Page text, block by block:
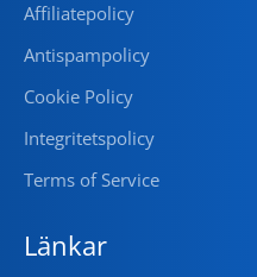
Affiliatepolicy
Antispampolicy
Cookie Policy
Integritetspolicy
Terms of Service
Länkar